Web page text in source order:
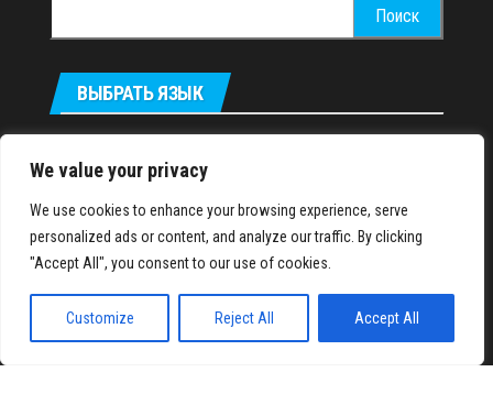
We value your privacy
We use cookies to enhance your browsing experience, serve
personalized ads or content, and analyze our traffic. By clicking
"Accept All", you consent to our use of cookies.
Customize Reject All Accept All
ВЫБРАТЬ ЯЗЫК
IronMuscles.org© 2018-2023